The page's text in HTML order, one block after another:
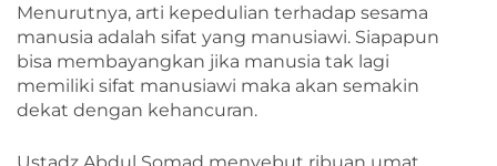
Menurutnya, arti kepedulian terhadap sesama
manusia adalah sifat yang manusiawi. Siapapun
bisa membayangkan jika manusia tak lagi
memiliki sifat manusiawi maka akan semakin
dekat dengan kehancuran.